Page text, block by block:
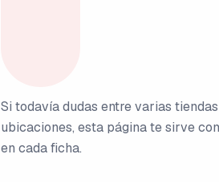
Si todavía dudas entre varias
ubicaciones, esta página te sirve
en cada ficha.